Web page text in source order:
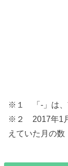
※１ 「-」は、
※２ 2017年1月
えていた月の数